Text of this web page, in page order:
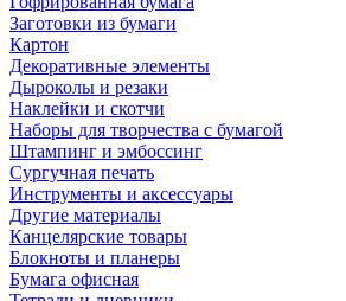
Заготовки из бумаги
Картон
Декоративные элементы
Дыроколы и резаки
Наклейки и скотчи
Наборы для творчества с бумагой
Штампинг и эмбоссинг
Сургучная печать
Инструменты и аксессуары
Другие материалы
Канцелярские товары
Блокноты и планеры
Бумага офисная